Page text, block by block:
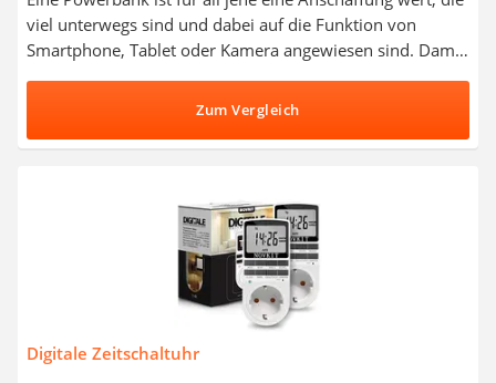
viel unterwegs sind und dabei auf die Funktion von
Smartphone, Tablet oder Kamera angewiesen sind. Damit
Geschäftsreisenden ebenso wie in den Rucksack beim
unserer Vergleichtabelle, die zumindest das Smartphone
selbst zurück an die Steckdose muss, um den eigenen
Akku aufzuladen. Das raten Nutzer in Tests zu
mitnehmbaren Aufladegeräten.
Zum Vergleich
Digitale Zeitschaltuhr